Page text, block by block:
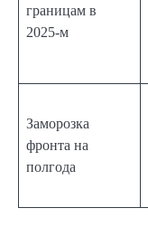
границам в
2025-м
Заморозка
фронта на
полгода